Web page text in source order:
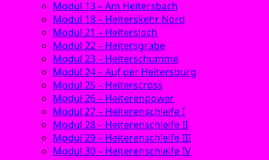
Modul 13 – Am Heitersbach
Modul 18 – Heiterskehr Nord
Modul 21 – Heitersloch
Modul 22 – Heitersgrabe
Modul 23 – Heiterschumme
Modul 24 – Auf der Heitersburg
Modul 25 – Heiterscross
Modul 26 – Heiterenpower
Modul 27 – Heiterenschleife I
Modul 28 – Heiterenschleife II
Modul 29 – Heiterenschleife III
Modul 30 – Heiterenschleife IV